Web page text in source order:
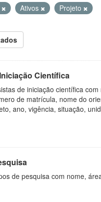
Ativos
Projeto
Científica
de iniciação científica com
de matrícula, nome do
ano, vigência, situação,
de pesquisa com nome,